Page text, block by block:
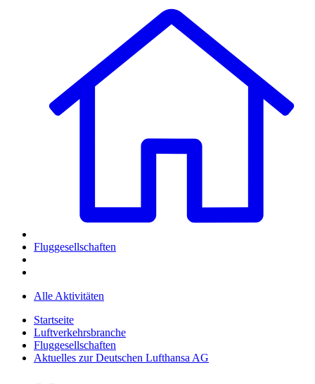
Fluggesellschaften
Alle Aktivitäten
Startseite
Luftverkehrsbranche
Fluggesellschaften
Aktuelles zur Deutschen Lufthansa AG